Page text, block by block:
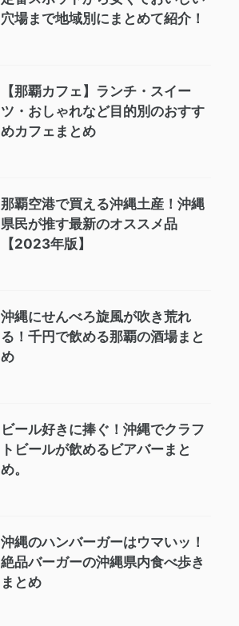
穴場まで地域別にまとめて紹介！
【那覇カフェ】ランチ・スイー
ツ・おしゃれなど目的別のおすす
めカフェまとめ
那覇空港で買える沖縄土産！沖縄
県民が推す最新のオススメ品
【2023年版】
沖縄にせんべろ旋風が吹き荒れ
る！千円で飲める那覇の酒場まと
め
ビール好きに捧ぐ！沖縄でクラフ
トビールが飲めるビアバーまと
め。
沖縄のハンバーガーはウマいッ！
絶品バーガーの沖縄県内食べ歩き
まとめ